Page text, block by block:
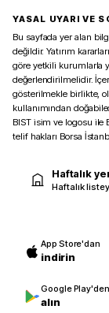
YASAL UYARI VE
Bu sayfada yer alan
değildir. Yatırım
göre yetkili kurumlarla
değerlendirilmelidir.
gösterilmekle birlikte,
kullanımından
BIST isim ve logosu ile
telif hakları Borsa
Haftalık
Haftalık
App Store'dan
indirin
Google Play'den
alın